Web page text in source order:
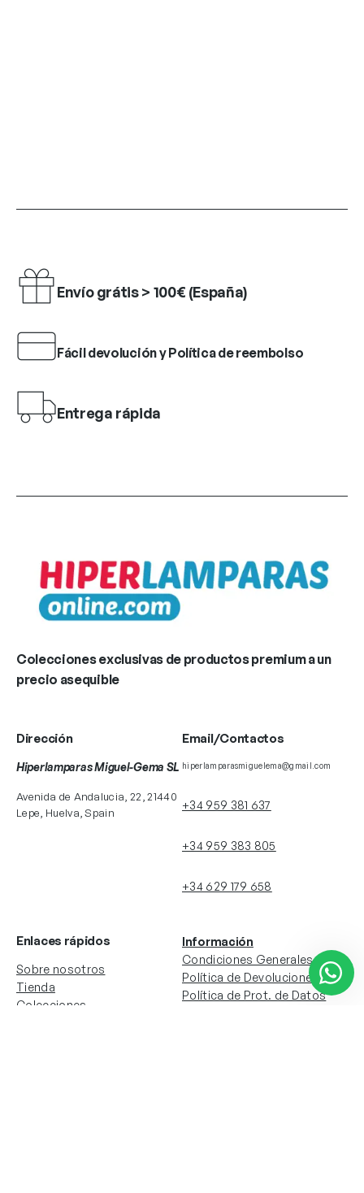
Envío grátis > 100€ (España)
Fácil devolución y Política de reembolso
Entrega rápida
Colecciones exclusivas de productos premium a un
precio asequible
Dirección
Hiperlamparas Miguel-Gema SL
Avenida de Andalucia, 22, 21440
Lepe, Huelva, Spain
Email/Contactos
hiperlamparasmiguelema@gmail.com
+34 959 381 637
+34 959 383 805
+34 629 179 658
Enlaces rápidos
Sobre nosotros
Tienda
Colecciones
Información
Condiciones Generales
Política de Devoluciones
Política de Prot. de Datos